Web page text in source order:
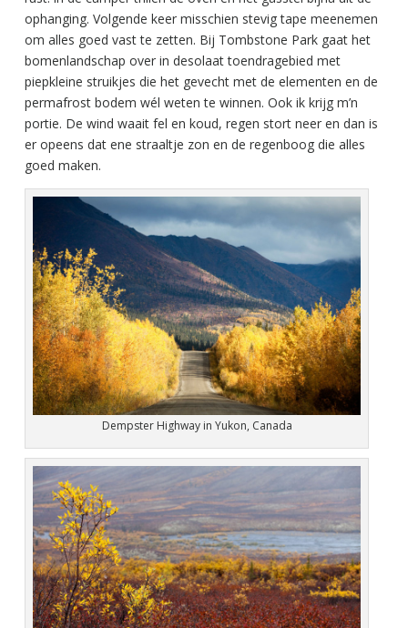
ophanging. Volgende keer misschien stevig tape meenemen
om alles goed vast te zetten. Bij Tombstone Park gaat het
bomenlandschap over in desolaat toendragebied met
piepkleine struikjes die het gevecht met de elementen en de
permafrost bodem wél weten te winnen. Ook ik krijg m’n
portie. De wind waait fel en koud, regen stort neer en dan is
er opeens dat ene straaltje zon en de regenboog die alles
goed maken.
Dempster Highway in Yukon, Canada